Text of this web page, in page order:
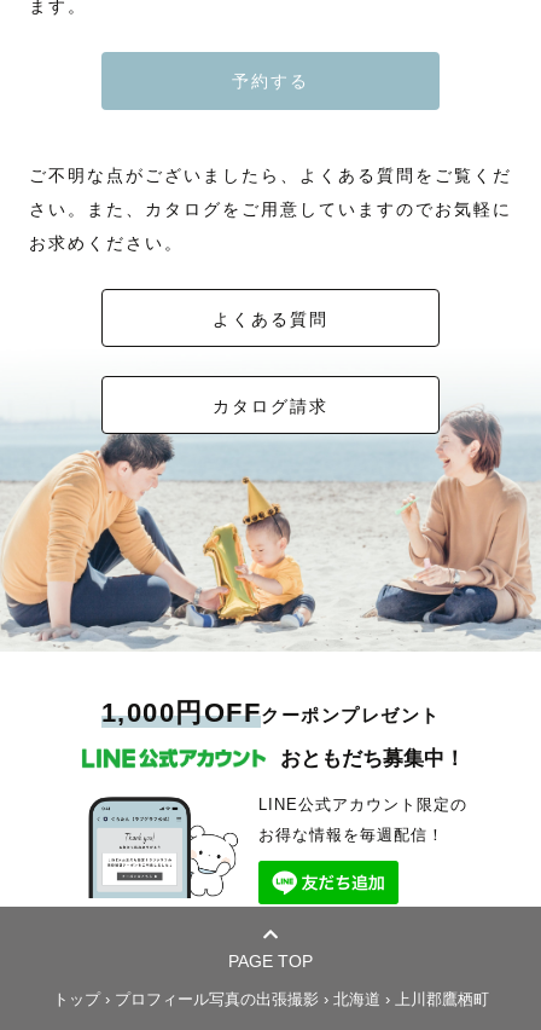
ます。
予約する
ご不明な点がございましたら、よくある質問をご覧くだ
さい。また、カタログをご用意していますのでお気軽に
お求めください。
よくある質問
カタログ請求
1,000円OFFクーポンプレゼント
おともだち募集中！
LINE公式アカウント限定の
お得な情報を毎週配信！
PAGE TOP
トップ› プロフィール写真の出張撮影 › 北海道 › 上川郡鷹栖町